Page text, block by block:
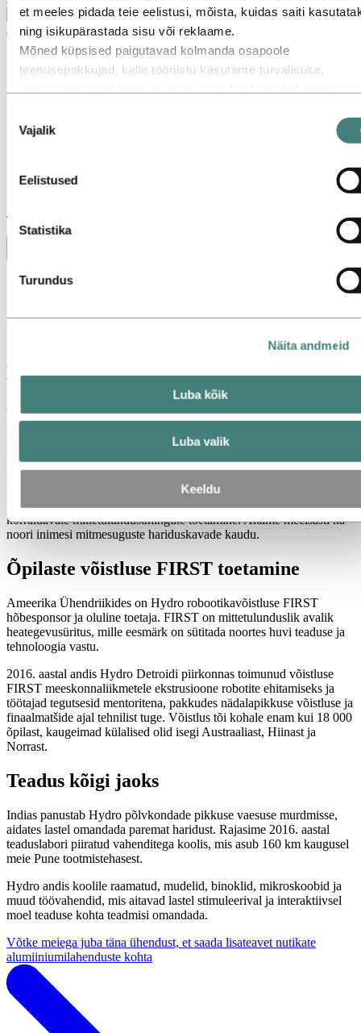
et meeles pidada teie eelistusi, mõista, kuidas saiti
ning isikupärastada sisu või reklaame.
Mõned küpsised paigutavad kolmanda osapoole
teenusepakkujad, kelle tööriistu kasutame turvalisuse,
meie veebisaidil, muu teabega, mida olete neile edastanud,
teabega, mille nad on kogunud teie kasutusest nende
osapoole küpsise eest, on vastava küpsisega kogutud
loetelu leiate allpool asuvast küpsisetabelist.
valik
Vajalik
Eelistused
Statistika
Turundus
Näita andmeid
Luba kõik
Luba valik
Keeldu
Sulge
Kõik
Hydro toetab teadust ja haridust
Hydro usub panustamises kogukondadesse, kus ta tegutseb.
Haridusse investeerimine on selleks üks võimalus.
Hydro on üleilmne ettevõte, kuid julgustame töötajaid näitama üles
initsiatiivi ja osalema tegevustes, mis aitavad nende kohalikke
kogukondi. Selline tegevus on muu hulgas kogukonnas üritusi
korraldavate mittetulundusühingute toetamine. Aitame meelsasti ka
noori inimesi mitmesuguste hariduskavade kaudu.
Õpilaste võistluse FIRST toetamine
Ameerika Ühendriikides on Hydro robootikavõistluse FIRST
hõbesponsor ja oluline toetaja. FIRST on mittetulunduslik avalik
heategevusüritus, mille eesmärk on sütitada noortes huvi teaduse ja
tehnoloogia vastu.
2016. aastal andis Hydro Detroidi piirkonnas toimunud võistluse
FIRST meeskonnaliikmetele ekstrusioone robotite ehitamiseks ja
töötajad tegutsesid mentoritena, pakkudes nädalapikkuse võistluse ja
finaalmatšide ajal tehnilist tuge. Võistlus tõi kohale enam kui 18 000
õpilast, kaugeimad külalised olid isegi Austraaliast, Hiinast ja
Norrast.
Teadus kõigi jaoks
Indias panustab Hydro põlvkondade pikkuse vaesuse murdmisse,
aidates lastel omandada paremat haridust. Rajasime 2016. aastal
teaduslabori piiratud vahenditega koolis, mis asub 160 km kaugusel
meie Pune tootmistehasest.
Hydro andis koolile raamatud, mudelid, binoklid, mikroskoobid ja
muud töövahendid, mis aitavad lastel stimuleerival ja interaktiivsel
moel teaduse kohta teadmisi omandada.
Võtke meiega juba täna ühendust, et saada lisateavet nutikate
alumiiniumilahenduste kohta